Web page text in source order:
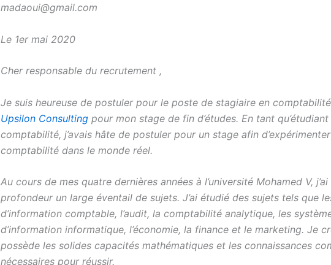
madaoui@gmail.com
Le 1er mai 2020
Cher responsable du recrutement ,
Je suis heureuse de postuler pour le poste de stagiaire en
Upsilon Consulting pour mon stage de fin d’études. En tant qu’étudiant
comptabilité, j’avais hâte de postuler pour un stage afin
comptabilité dans le monde réel.
Au cours de mes quatre dernières années à l’université Mohamed V,
profondeur un large éventail de sujets. J’ai étudié des sujets tels que
d’information comptable, l’audit, la comptabilité analytique, les
d’information informatique, l’économie, la finance et le marketing. Je
possède les solides capacités mathématiques et les connaissances
nécessaires pour réussir.